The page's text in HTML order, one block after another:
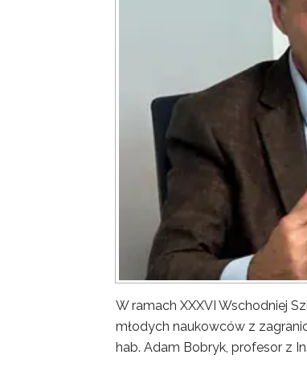
W ramach XXXVI Wschodniej
młodych naukowców z
hab. Adam Bobryk, profesor z